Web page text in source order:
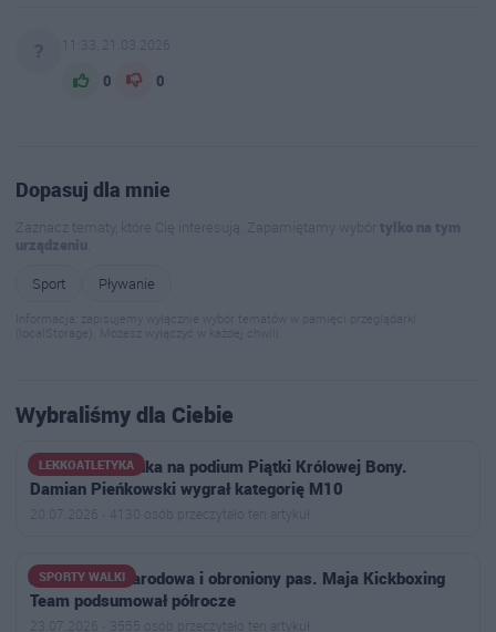
11:33, 21.03.2026
0 0
Dopasuj dla mnie
Zaznacz tematy, które Cię interesują. Zapamiętamy wybórtylko na tym
urządzeniu.
Sport
Pływanie
Informacja: zapisujemy wyłącznie wybór tematów w pamięci przeglądarki
(localStorage). Możesz wyłączyć w każdej chwili.
Wybraliśmy dla Ciebie
LEKKOATLETYKA
MKS Ostrowianka na podium Piątki Królowej Bony.
Damian Pieńkowski wygrał kategorię M10
20.07.2026 · 4130 osób przeczytało ten artykuł
SPORTY WALKI
Złoto, kadra narodowa i obroniony pas. Maja Kickboxing
Team podsumował półrocze
23.07.2026 · 3555 osób przeczytało ten artykuł